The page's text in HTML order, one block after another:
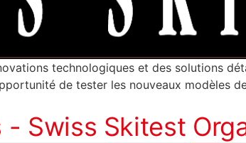
technologiques et des solutions
de tester les nouveaux modèles
- Swiss Skitest